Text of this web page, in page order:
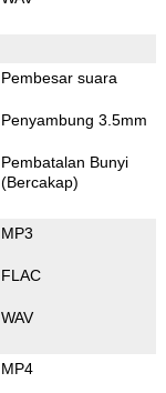
Pembesar suara
Penyambung 3.5mm
Pembatalan Bunyi
(Bercakap)
MP3
FLAC
WAV
MP4